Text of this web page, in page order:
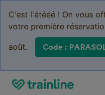
C'est l'étééé ! On vous
votre première
août. Code :